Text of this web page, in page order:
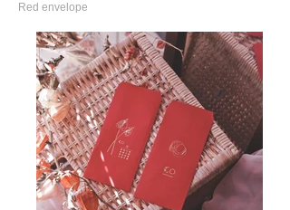
Red envelope